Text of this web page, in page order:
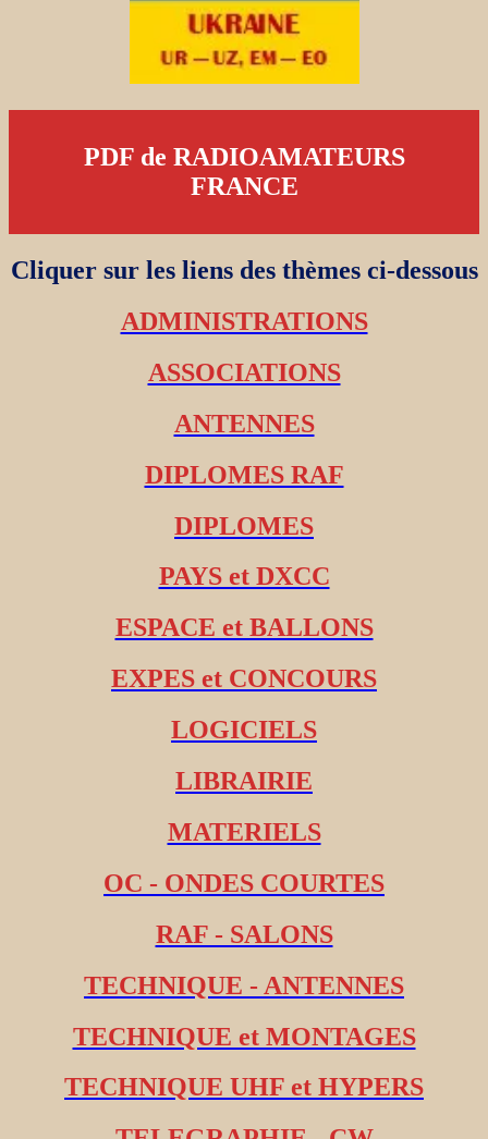
PDF de RADIOAMATEURS
FRANCE
Cliquer sur les liens des thèmes ci-dessous
ADMINISTRATIONS
ASSOCIATIONS
ANTENNES
DIPLOMES RAF
DIPLOMES
PAYS et DXCC
ESPACE et BALLONS
EXPES et CONCOURS
LOGICIELS
LIBRAIRIE
MATERIELS
OC - ONDES COURTES
RAF - SALONS
TECHNIQUE - ANTENNES
TECHNIQUE et MONTAGES
TECHNIQUE UHF et HYPERS